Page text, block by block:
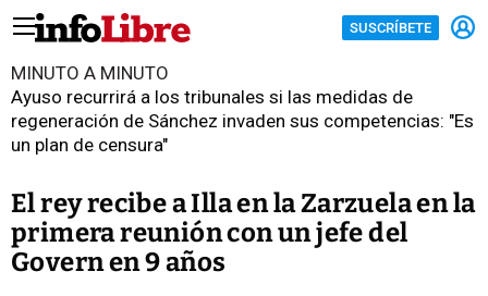
SUSCRÍBETE
MINUTO A MINUTO
Ayuso recurrirá a los tribunales si las medidas de
regeneración de Sánchez invaden sus competencias: "Es
un plan de censura"
El rey recibe a Illa en la Zarzuela en la
primera reunión con un jefe del
Govern en 9 años